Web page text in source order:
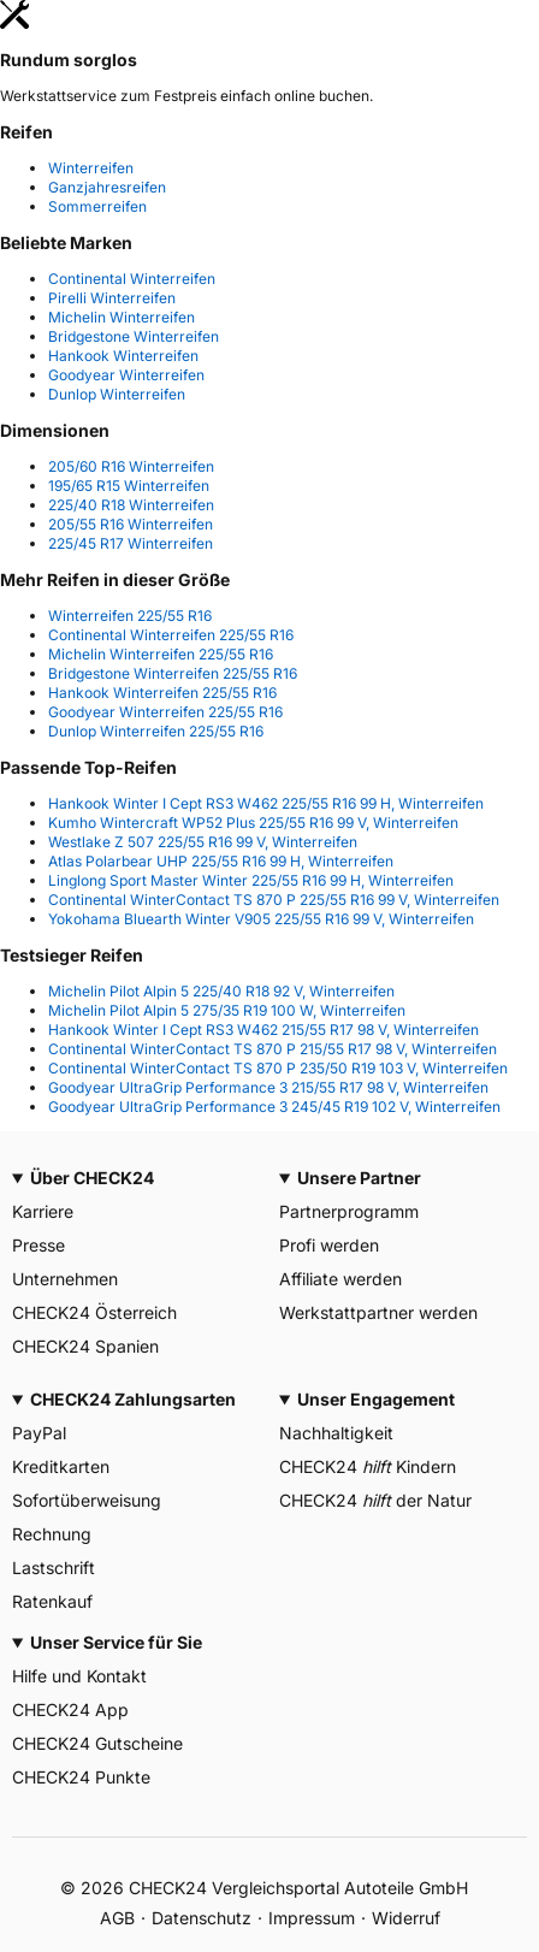
Rundum sorglos
Werkstattservice zum Festpreis einfach online buchen.
Reifen
Winterreifen
Ganzjahresreifen
Sommerreifen
Beliebte Marken
Continental Winterreifen
Pirelli Winterreifen
Michelin Winterreifen
Bridgestone Winterreifen
Hankook Winterreifen
Goodyear Winterreifen
Dunlop Winterreifen
Dimensionen
205/60 R16 Winterreifen
195/65 R15 Winterreifen
225/40 R18 Winterreifen
205/55 R16 Winterreifen
225/45 R17 Winterreifen
Mehr Reifen in dieser Größe
Winterreifen 225/55 R16
Continental Winterreifen 225/55 R16
Michelin Winterreifen 225/55 R16
Bridgestone Winterreifen 225/55 R16
Hankook Winterreifen 225/55 R16
Goodyear Winterreifen 225/55 R16
Dunlop Winterreifen 225/55 R16
Passende Top-Reifen
Hankook Winter I Cept RS3 W462 225/55 R16 99 H, Winterreifen
Kumho Wintercraft WP52 Plus 225/55 R16 99 V, Winterreifen
Westlake Z 507 225/55 R16 99 V, Winterreifen
Atlas Polarbear UHP 225/55 R16 99 H, Winterreifen
Linglong Sport Master Winter 225/55 R16 99 H, Winterreifen
Continental WinterContact TS 870 P 225/55 R16 99 V, Winterreifen
Yokohama Bluearth Winter V905 225/55 R16 99 V, Winterreifen
Testsieger Reifen
Michelin Pilot Alpin 5 225/40 R18 92 V, Winterreifen
Michelin Pilot Alpin 5 275/35 R19 100 W, Winterreifen
Hankook Winter I Cept RS3 W462 215/55 R17 98 V, Winterreifen
Continental WinterContact TS 870 P 215/55 R17 98 V, Winterreifen
Continental WinterContact TS 870 P 235/50 R19 103 V, Winterreifen
Goodyear UltraGrip Performance 3 215/55 R17 98 V, Winterreifen
Goodyear UltraGrip Performance 3 245/45 R19 102 V, Winterreifen
Über CHECK24
Karriere
Presse
Unternehmen
CHECK24 Österreich
CHECK24 Spanien
Unsere Partner
Partnerprogramm
Profi werden
Affiliate werden
Werkstattpartner werden
CHECK24 Zahlungsarten
PayPal
Kreditkarten
Sofortüberweisung
Rechnung
Lastschrift
Ratenkauf
Unser Engagement
Nachhaltigkeit
CHECK24 hilftKindern
CHECK24 hilftder Natur
Unser Service für Sie
Hilfe und Kontakt
CHECK24 App
CHECK24 Gutscheine
CHECK24 Punkte
© 2026 CHECK24 Vergleichsportal Autoteile GmbH
AGB
Datenschutz Impressum Widerruf